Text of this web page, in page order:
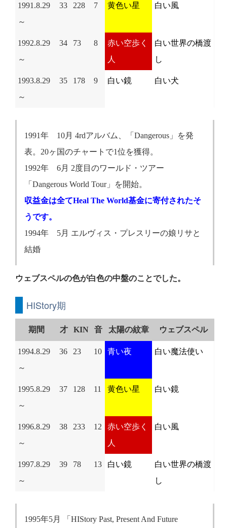
1991.8.29
～
33 228 7 黄色い星 白い風
1992.8.29
～
34 73 8
赤い空歩く
人
白い世界の橋渡
し
1993.8.29
～
35 178 9 白い鏡 白い犬
1991年 10月 4rdアルバム、「Dangerous」を発
表。20ヶ国のチャートで1位を獲得。
1992年 6月 2度目のワールド・ツアー
「Dangerous World Tour」を開始。
収益金は全てHeal The World基金に寄付されたそ
うです。
1994年 5月 エルヴィス・プレスリーの娘リサと
結婚
ウェブスペルの色が白色の中盤のことでした。
HIStory期
期間 才 KIN 音 太陽の紋章 ウェブスペル
1994.8.29
～
36 23 10 青い夜 白い魔法使い
1995.8.29
～
37 128 11 黄色い星 白い鏡
1996.8.29
～
38 233 12
赤い空歩く
人
白い風
1997.8.29
～
39 78 13 白い鏡
白い世界の橋渡
し
1995年5月 「HIStory Past, Present And Future